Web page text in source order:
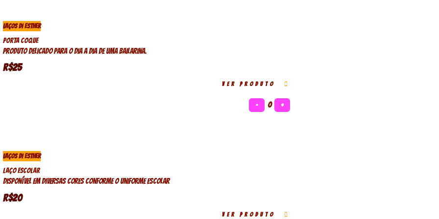
LAÇOS DI ESTHER
Porta coque
Produto delicado para o dia a dia de uma bailarina.
R$25
VER PRODUTO
− 0 +
LAÇOS DI ESTHER
Laço Escolar
Disponível em diversas cores conforme o uniforme escolar
R$20
VER PRODUTO